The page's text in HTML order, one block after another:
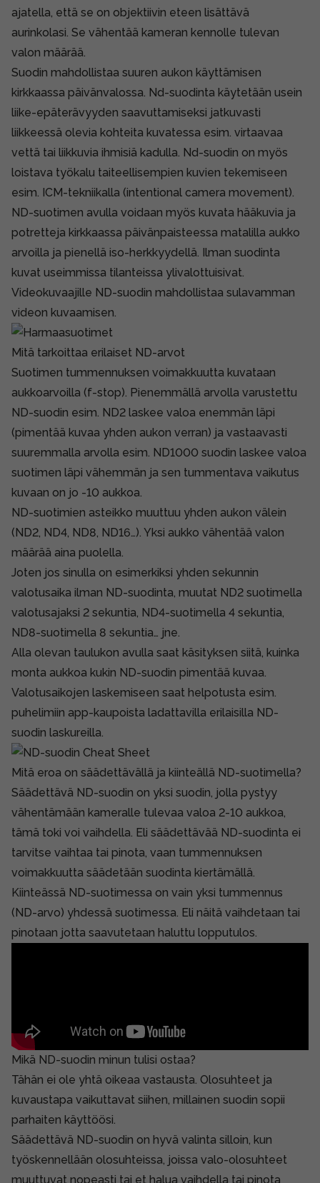
ajatella, että se on objektiivin eteen lisättävä
aurinkolasi. Se vähentää kameran kennolle tulevan
valon määrää.
Suodin mahdollistaa suuren aukon käyttämisen
kirkkaassa päivänvalossa. Nd-suodinta käytetään usein
liike-epäterävyyden saavuttamiseksi jatkuvasti
liikkeessä olevia kohteita kuvatessa esim. virtaavaa
vettä tai liikkuvia ihmisiä kadulla. Nd-suodin on myös
loistava työkalu taiteellisempien kuvien tekemiseen
esim. ICM-tekniikalla (intentional camera movement).
ND-suotimen avulla voidaan myös kuvata hääkuvia ja
potretteja kirkkaassa päivänpaisteessa matalilla aukko
arvoilla ja pienellä iso-herkkyydellä. Ilman suodinta
kuvat useimmissa tilanteissa ylivalottuisivat.
Videokuvaajille ND-suodin mahdollistaa sulavamman
videon kuvaamisen.
Mitä tarkoittaa erilaiset ND-arvot
Suotimen tummennuksen voimakkuutta kuvataan
aukkoarvoilla (f-stop). Pienemmällä arvolla varustettu
ND-suodin esim. ND2 laskee valoa enemmän läpi
(pimentää kuvaa yhden aukon verran) ja vastaavasti
suuremmalla arvolla esim. ND1000 suodin laskee valoa
suotimen läpi vähemmän ja sen tummentava vaikutus
kuvaan on jo -10 aukkoa.
ND-suotimien asteikko muuttuu yhden aukon välein
(ND2, ND4, ND8, ND16…). Yksi aukko vähentää valon
määrää aina puolella.
Joten jos sinulla on esimerkiksi yhden sekunnin
valotusaika ilman ND-suodinta, muutat ND2 suotimella
valotusajaksi 2 sekuntia, ND4-suotimella 4 sekuntia,
ND8-suotimella 8 sekuntia… jne.
Alla olevan taulukon avulla saat käsityksen siitä, kuinka
monta aukkoa kukin ND-suodin pimentää kuvaa.
Valotusaikojen laskemiseen saat helpotusta esim.
puhelimiin app-kaupoista ladattavilla erilaisilla ND-
suodin laskureilla.
Mitä eroa on säädettävällä ja kiinteällä ND-suotimella?
Säädettävä ND-suodin on yksi suodin, jolla pystyy
vähentämään kameralle tulevaa valoa 2-10 aukkoa,
tämä toki voi vaihdella. Eli säädettävää ND-suodinta ei
tarvitse vaihtaa tai pinota, vaan tummennuksen
voimakkuutta säädetään suodinta kiertämällä.
Kiinteässä ND-suotimessa on vain yksi tummennus
(ND-arvo) yhdessä suotimessa. Eli näitä vaihdetaan tai
pinotaan jotta saavutetaan haluttu lopputulos.
Mikä ND-suodin minun tulisi ostaa?
Tähän ei ole yhtä oikeaa vastausta. Olosuhteet ja
kuvaustapa vaikuttavat siihen, millainen suodin sopii
parhaiten käyttöösi.
Säädettävä ND-suodin on hyvä valinta silloin, kun
työskennellään olosuhteissa, joissa valo-olosuhteet
muuttuvat nopeasti tai et halua vaihdella tai pinota